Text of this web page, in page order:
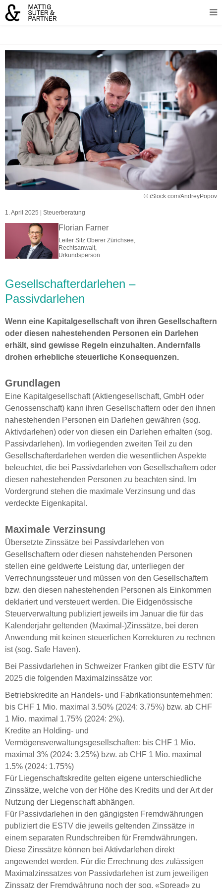
© iStock.com/AndreyPopov
1. April 2025 | Steuerberatung
Florian Farner
Leiter Sitz Oberer Zürichsee,
Rechtsanwalt,
Urkundsperson
Gesellschafterdarlehen –
Passivdarlehen
Wenn eine Kapitalgesellschaft von ihren Gesellschaftern
oder diesen nahestehenden Personen ein Darlehen
erhält, sind gewisse Regeln einzuhalten. Andernfalls
drohen erhebliche steuerliche Konsequenzen.
Grundlagen
Eine Kapitalgesellschaft (Aktiengesellschaft, GmbH oder
Genossenschaft) kann ihren Gesellschaftern oder den ihnen
nahestehenden Personen ein Darlehen gewähren (sog.
Aktivdarlehen) oder von diesen ein Darlehen erhalten (sog.
Passivdarlehen). Im vorliegenden zweiten Teil zu den
Gesellschafterdarlehen werden die wesentlichen Aspekte
beleuchtet, die bei Passivdarlehen von Gesellschaftern oder
diesen nahestehenden Personen zu beachten sind. Im
Vordergrund stehen die maximale Verzinsung und das
verdeckte Eigenkapital.
Maximale Verzinsung
Übersetzte Zinssätze bei Passivdarlehen von
Gesellschaftern oder diesen nahstehenden Personen
stellen eine geldwerte Leistung dar, unterliegen der
Verrechnungssteuer und müssen von den Gesellschaftern
bzw. den diesen nahestehenden Personen als Einkommen
deklariert und versteuert werden. Die Eidgenössische
Steuerverwaltung publiziert jeweils im Januar die für das
Kalenderjahr geltenden (Maximal-)Zinssätze, bei deren
Anwendung mit keinen steuerlichen Korrekturen zu rechnen
ist (sog. Safe Haven).
Bei Passivdarlehen in Schweizer Franken gibt die ESTV für
2025 die folgenden Maximalzinssätze vor:
Betriebskredite an Handels- und Fabrikationsunternehmen:
bis CHF 1 Mio. maximal 3.50% (2024: 3.75%) bzw. ab CHF
1 Mio. maximal 1.75% (2024: 2%).
Kredite an Holding- und
Vermögensverwaltungsgesellschaften: bis CHF 1 Mio.
maximal 3% (2024: 3.25%) bzw. ab CHF 1 Mio. maximal
1.5% (2024: 1.75%)
Für Liegenschaftskredite gelten eigene unterschiedliche
Zinssätze, welche von der Höhe des Kredits und der Art der
Nutzung der Liegenschaft abhängen.
Für Passivdarlehen in den gängigsten Fremdwährungen
publiziert die ESTV die jeweils geltenden Zinssätze in
einem separaten Rundschreiben für Fremdwährungen.
Diese Zinssätze können bei Aktivdarlehen direkt
angewendet werden. Für die Errechnung des zulässigen
Maximalzinssatzes von Passivdarlehen ist zum jeweiligen
Zinssatz der Fremdwährung noch der sog. «Spread» zu